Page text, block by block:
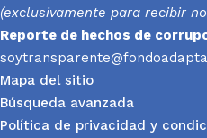
(exclusivamente para recibir
Reporte de hechos de
Mapa del sitio
Búsqueda avanzada
Política de privacidad y